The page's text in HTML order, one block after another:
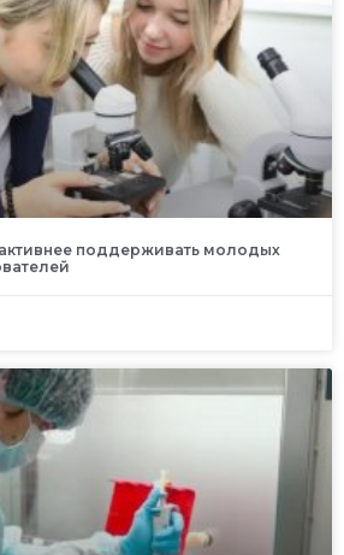
поддерживать молодых